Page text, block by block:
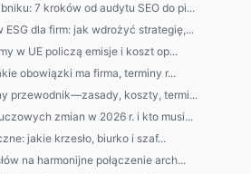
7 kroków od audytu SEO do pi...
dla firm: jak wdrożyć strategię,...
w UE policzą emisje i koszt op...
obowiązki ma firma, terminy r...
przewodnik—zasady, koszty, termi...
zmian w 2026 r. i kto musi...
jakie krzesło, biurko i szaf...
na harmonijne połączenie arch...